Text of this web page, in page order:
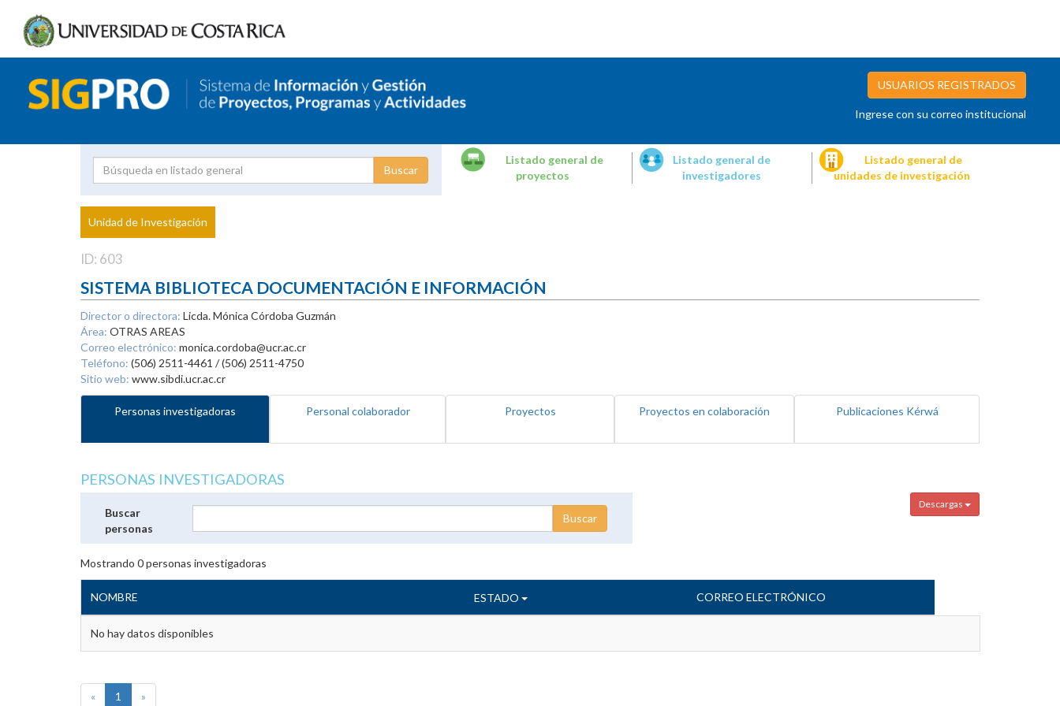
USUARIOS REGISTRADOS
Ingrese con su correo institucional
Proyecto
Investigador
Listado general de
proyectos
Listado general de
investigadores
Listado general de
unidades de investigación
Unidad de Investigación
ID: 603
SISTEMA BIBLIOTECA DOCUMENTACIÓN E INFORMACIÓN
Director o directora: Licda. Mónica Córdoba Guzmán
Área: OTRAS AREAS
Correo electrónico: monica.cordoba@ucr.ac.cr
Teléfono: (506) 2511-4461 / (506) 2511-4750
Sitio web: www.sibdi.ucr.ac.cr
Personas investigadoras Personal colaborador Proyectos Proyectos en colaboración Publicaciones Kérwá
PERSONAS INVESTIGADORAS
Descargas
Buscar
personas
Mostrando 0personas investigadoras
NOMBRE ESTADO CORREO ELECTRÓNICO
No hay datos disponibles
« 1 »